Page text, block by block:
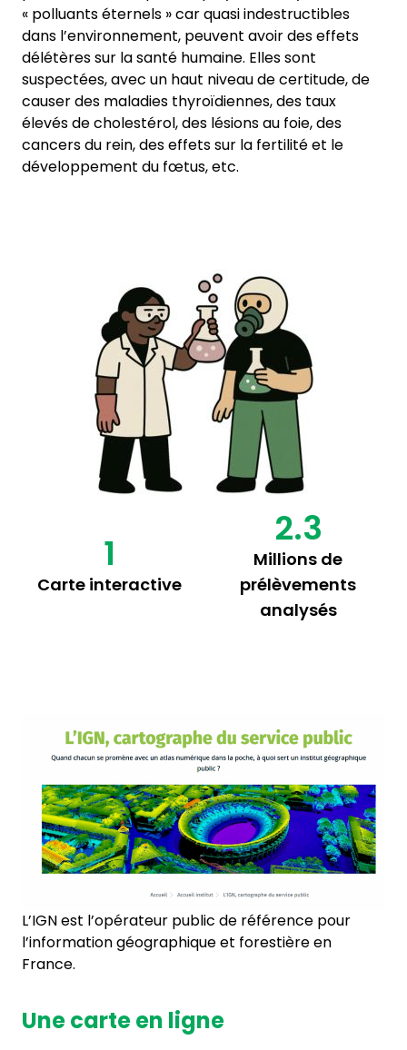
« polluants éternels » car quasi indestructibles
dans l’environnement, peuvent avoir des effets
délétères sur la santé humaine. Elles sont
suspectées, avec un haut niveau de certitude, de
causer des maladies thyroïdiennes, des taux
élevés de cholestérol, des lésions au foie, des
cancers du rein, des effets sur la fertilité et le
développement du fœtus, etc.
1
Carte interactive
2.3
Millions de
prélèvements
analysés
L’IGN est l’opérateur public de référence pour
l’information géographique et forestière en
France.
Une carte en ligne